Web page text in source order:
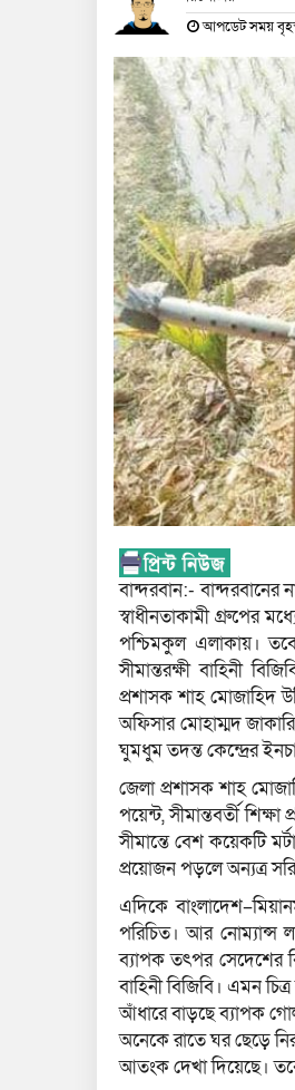
আপডেট সময়
বান্দরবান:-
স্বাধীনতাকামী গ্রুপের
পশ্চিমকুল এলাকায়।
সীমান্তরক্ষী বাহিনী
প্রশাসক শাহ মোজাহিদ
অফিসার মোহাম্মদ
ঘুমধুম তদন্ত কেন্দ্রের
জেলা প্রশাসক শাহ
পয়েন্ট, সীমান্তবর্তী
সীমান্তে বেশ কয়েকটি
প্রয়োজন পড়লে অন্যত্র
এদিকে
পরিচিত। আর নোম্যান্স
ব্যাপক তৎপর সেদেশের
বাহিনী বিজিবি। এমন
আঁধারে বাড়ছে ব্যাপক
অনেকে রাতে ঘর ছেড়ে
আতংক দেখা দিয়েছে।